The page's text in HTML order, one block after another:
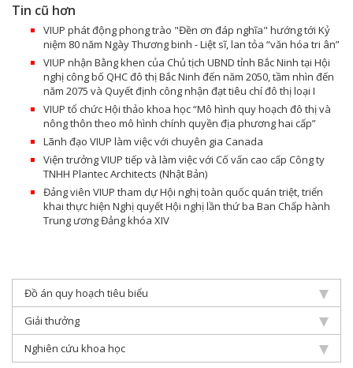
Tin cũ hơn
VIUP phát động phong trào "Đền ơn đáp nghĩa" hướng tới Kỷ
niệm 80 năm Ngày Thương binh - Liệt sĩ, lan tỏa “văn hóa tri ân”
VIUP nhận Bằng khen của Chủ tịch UBND tỉnh Bắc Ninh tại Hội
nghị công bố QHC đô thị Bắc Ninh đến năm 2050, tầm nhìn đến
năm 2075 và Quyết định công nhận đạt tiêu chí đô thị loại I
VIUP tổ chức Hội thảo khoa học “Mô hình quy hoạch đô thị và
nông thôn theo mô hình chính quyền địa phương hai cấp”
Lãnh đạo VIUP làm việc với chuyên gia Canada
Viện trưởng VIUP tiếp và làm việc với Cố vấn cao cấp Công ty
TNHH Plantec Architects (Nhật Bản)
Đảng viên VIUP tham dự Hội nghị toàn quốc quán triệt, triển
khai thực hiện Nghị quyết Hội nghị lần thứ ba Ban Chấp hành
Trung ương Đảng khóa XIV
Đồ án quy hoạch tiêu biểu
Giải thưởng
Nghiên cứu khoa học